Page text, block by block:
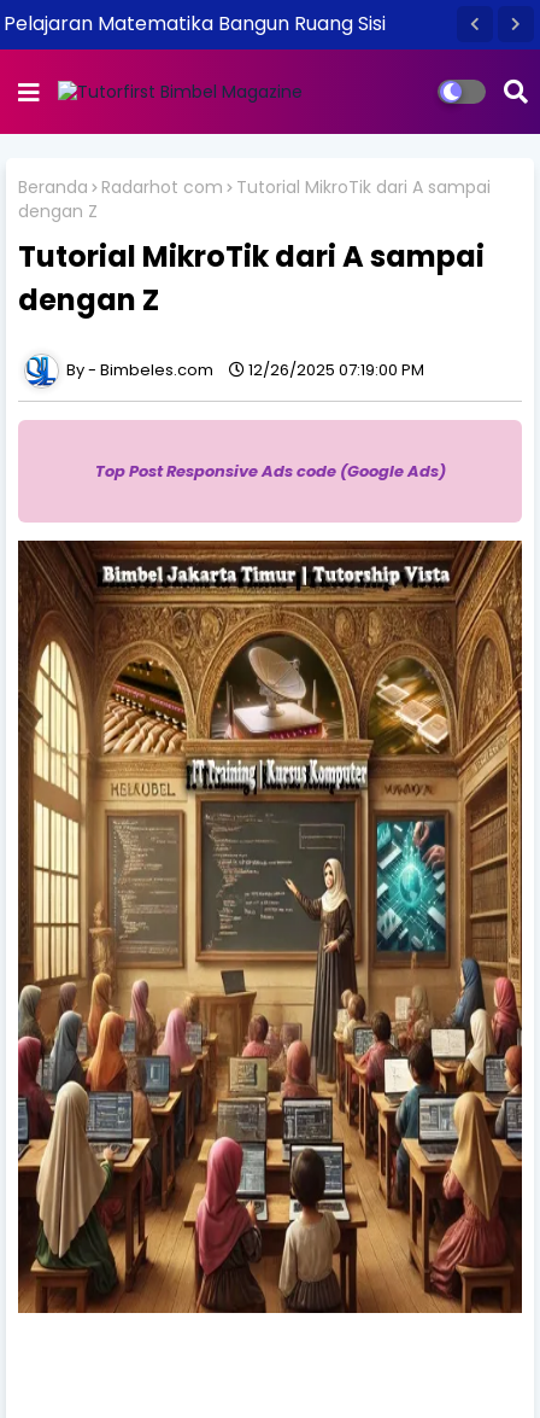
Pelajaran Matematika Bangun Ruang Sisi
Beranda Radarhot com
Tutorial MikroTik dari A sampai
dengan Z
Tutorial MikroTik dari A sampai
dengan Z
Bimbeles.com 12/26/2025 07:19:00 PM
Top Post Responsive Ads code (Google Ads)